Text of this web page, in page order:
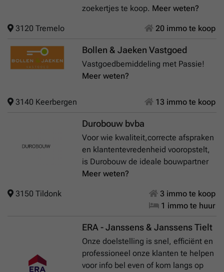
zoekertjes te koop. Meer weten?
3120 Tremelo 20 immo te koop
Bollen & Jaeken Vastgoed
Vastgoedbemiddeling met Passie!
Meer weten?
3140 Keerbergen 13 immo te koop
Durobouw bvba
Voor wie kwaliteit,correcte afspraken
en klantentevredenheid vooropstelt,
is Durobouw de ideale bouwpartner
Meer weten?
3150 Tildonk
3 immo te koop
1 immo te huur
ERA - Janssens & Janssens Tielt
Onze doelstelling is snel, efficiënt en
professioneel onze klanten te helpen
voor info bel even of kom langs op